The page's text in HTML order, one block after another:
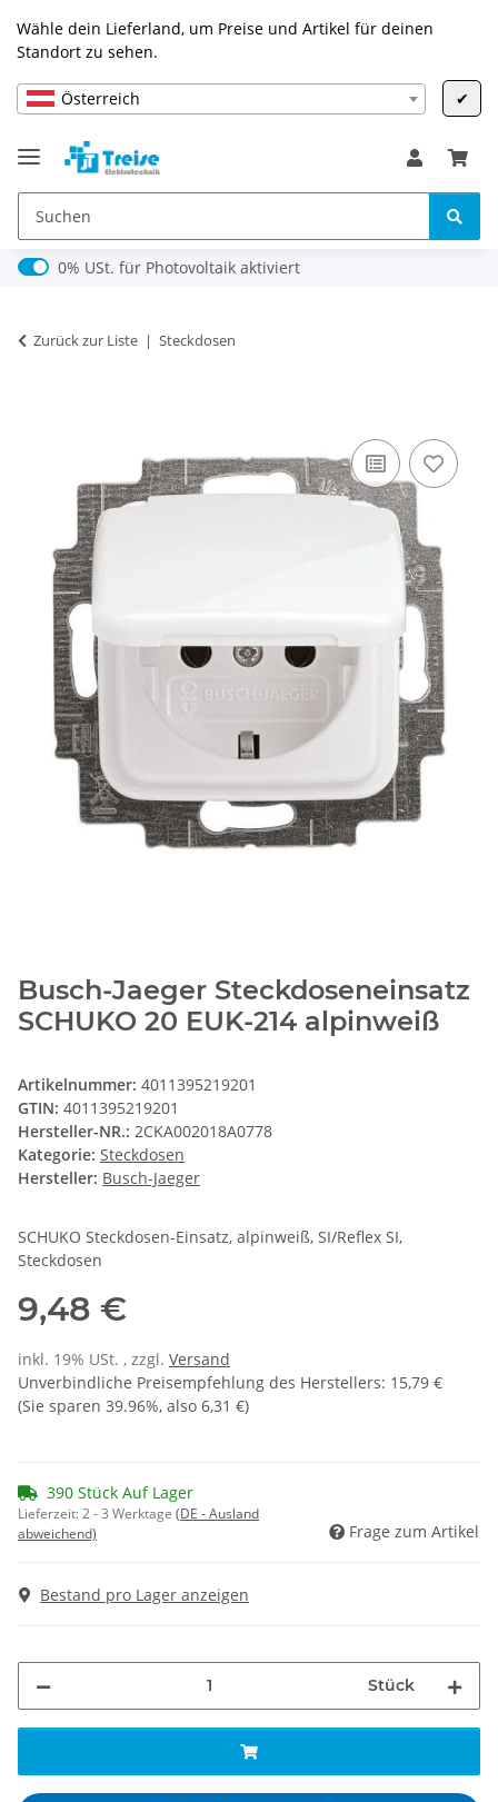
Wähle dein Lieferland, um Preise und Artikel für deinen
Standort zu sehen.
Österreich ✔
0% USt. für Photovoltaik (§ 12 Abs. 3 UStG)
0% USt. für Photovoltaik aktiviert
Zurück zur Liste Steckdosen
Busch-Jaeger Steckdoseneinsatz
SCHUKO 20 EUK-214 alpinweiß
Artikelnummer: 4011395219201
GTIN: 4011395219201
Hersteller-NR.: 2CKA002018A0778
Kategorie: Steckdosen
Hersteller: Busch-Jaeger
SCHUKO Steckdosen-Einsatz, alpinweiß, SI/Reflex SI,
Steckdosen
9,48 €
inkl. 19% USt. , zzgl. Versand
Unverbindliche Preisempfehlung des Herstellers: 15,79 €
(Sie sparen 39.96%, also 6,31 €)
390 Stück Auf Lager
Lieferzeit:2 - 3 Werktage (DE - Ausland
abweichend)
Frage zum Artikel
Bestand pro Lager anzeigen
Stück